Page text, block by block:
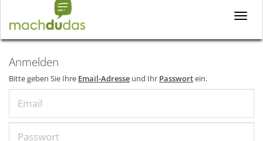
Toggle
Anmelden
Bitte geben Sie Ihre Email-Adresse und Ihr Passwortein.